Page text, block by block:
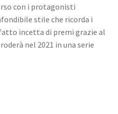
con i protagonisti
stile che ricorda i
incetta di premi grazie al
nel 2021 in una serie